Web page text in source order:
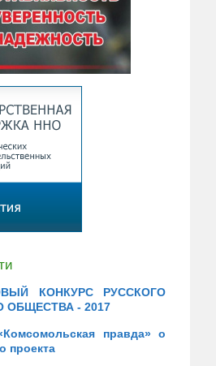
КОНКУРС РУССКОГО
ОБЩЕСТВА - 2017
правда» о
проекта